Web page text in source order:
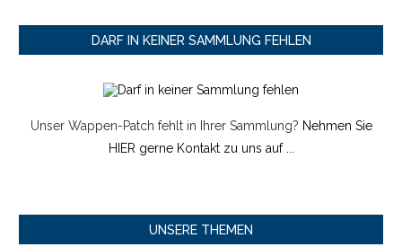
DARF IN KEINER SAMMLUNG FEHLEN
Unser Wappen-Patch fehlt in Ihrer Sammlung? Nehmen Sie
HIER gerne Kontakt zu uns auf ...
UNSERE THEMEN